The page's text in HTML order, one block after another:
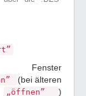
(bei älteren
„öffnen”
)